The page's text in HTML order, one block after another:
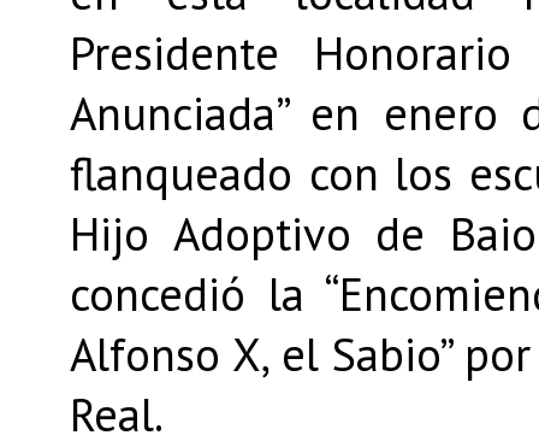
Presidente
Anunciada” en enero
flanqueado con los
Hijo Adoptivo de
concedió la
Alfonso X, el Sabio”
Real.